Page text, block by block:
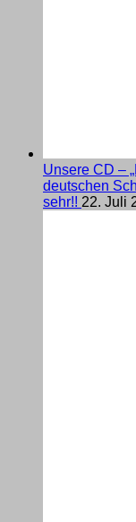
Unsere CD –
deutschen
sehr!! 22. Juli